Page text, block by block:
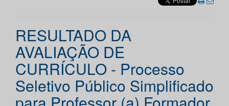
RESULTADO DA
AVALIAÇÃO DE
CURRÍCULO - Processo
Seletivo Público Simplificado